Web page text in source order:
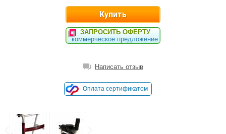
ЗАПРОСИТЬ ОФЕРТУ
коммерческое предложение
Написать отзыв
Оплата сертификатом